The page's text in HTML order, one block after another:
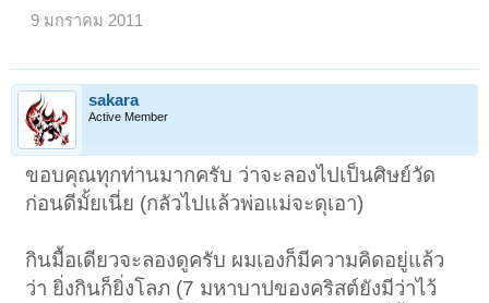
9 มกราคม 2011
sakara
Active Member
ขอบคุณทุกท่านมากครับ ว่าจะลองไปเป็นศิษย์วัด
ก่อนดีมั้ยเนี่ย (กลัวไปแล้วพ่อแม่จะดุเอา)
กินมื้อเดียวจะลองดูครับ ผมเองก็มีความคิดอยู่แล้ว
ว่า ยิ่งกินก็ยิ่งโลภ (7 มหาบาปของคริสต์ยังมีว่าไว้